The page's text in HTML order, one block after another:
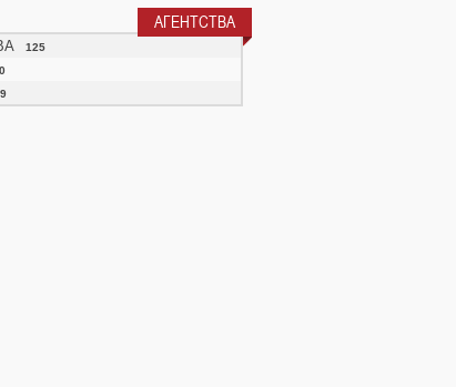
АГЕНТСТВА
125
9